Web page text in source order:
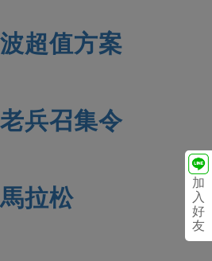
加
入
好
友
超值方案
兵召集令
拉松